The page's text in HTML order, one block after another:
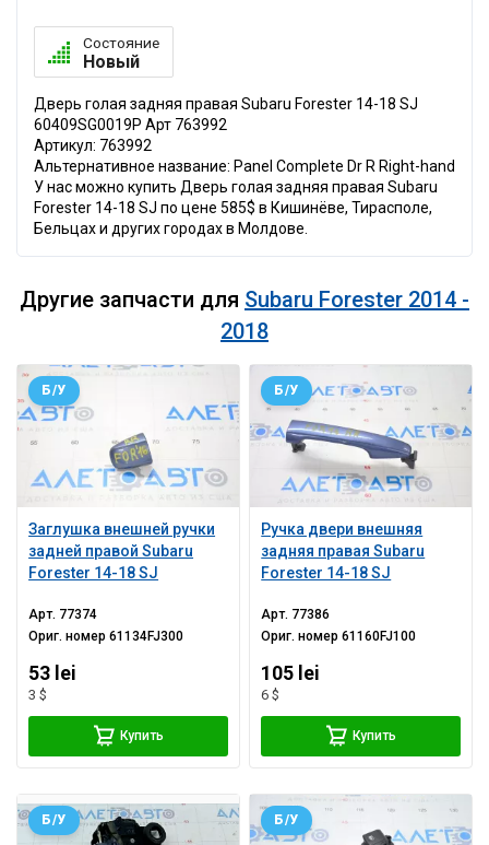
Состояние
Новый
Дверь голая задняя правая Subaru Forester 14-18 SJ
60409SG0019P Арт 763992
Артикул: 763992
Альтернативное название: Panel Complete Dr R Right-hand
У нас можно купить Дверь голая задняя правая Subaru
Forester 14-18 SJ по цене 585$ в Кишинёве, Тирасполе,
Бельцах и других городах в Молдове.
Другие запчасти для Subaru Forester 2014 -
2018
Заглушка внешней ручки
задней правой Subaru
Forester 14-18 SJ
Б/У
Арт. 77374
Ориг. номер61134FJ300
53 lei
3 $
Купить
Ручка двери внешняя
задняя правая Subaru
Forester 14-18 SJ
Б/У
Арт. 77386
Ориг. номер61160FJ100
105 lei
6 $
Купить
Б/У Б/У